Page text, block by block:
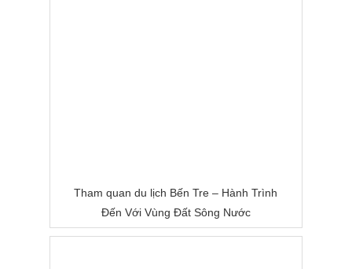
Tham quan du lịch Bến Tre – Hành Trình
Đến Với Vùng Đất Sông Nước